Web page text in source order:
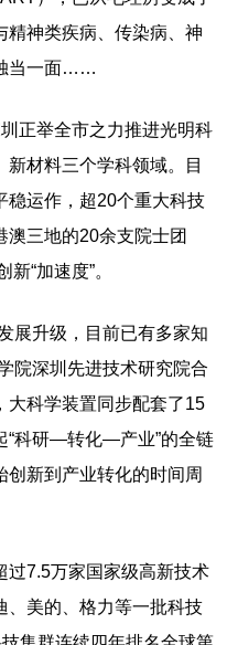
精神类疾病、传染病、神
当一面……
举全市之力推进光明科
材料三个学科领域。目
稳运作，超20个重大科技
三地的20余支院士团
“加速度”。
升级，目前已有多家知
院深圳先进技术研究院合
大科学装置同步配套了15
“科研—转化—产业”的全链
创新到产业转化的时间周
7.5万家国家级高新技术
、美的、格力等一批科技